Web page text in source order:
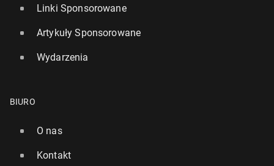
Linki Sponsorowane
Artykuły Sponsorowane
Wydarzenia
BIURO
O nas
Kontakt